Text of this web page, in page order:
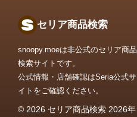
セリア商品検索
snoopy.moeは非公式のセリア商品
検索サイトです。
公式情報・店舗確認はSeria公式サ
イトをご確認ください。
© 2026 セリア商品検索 2026年